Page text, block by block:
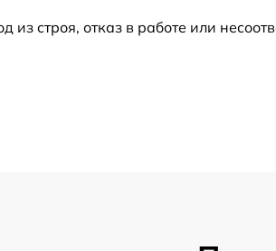
строя, отказ в работе или